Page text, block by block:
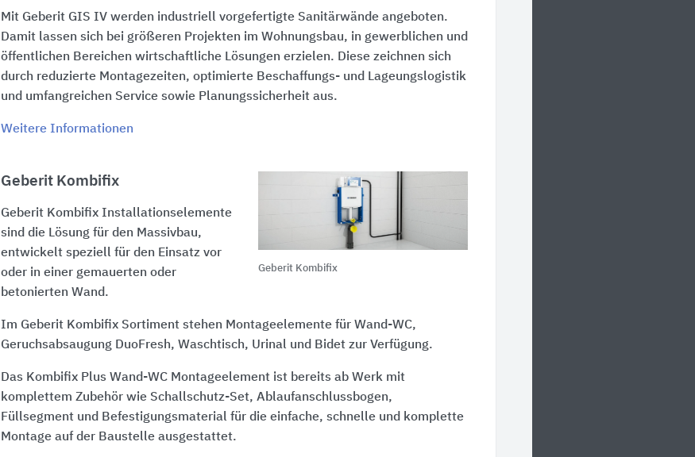
Mit Geberit GIS IV werden industriell vorgefertigte Sanitärwände angeboten.
Damit lassen sich bei größeren Projekten im Wohnungsbau, in gewerblichen und
öffentlichen Bereichen wirtschaftliche Lösungen erzielen. Diese zeichnen sich
durch reduzierte Montagezeiten, optimierte Beschaffungs- und Lageungslogistik
und umfangreichen Service sowie Planungssicherheit aus.
Weitere Informationen
Geberit Kombifix
Geberit Kombifix
Geberit Kombifix Installationselemente
sind die Lösung für den Massivbau,
entwickelt speziell für den Einsatz vor
oder in einer gemauerten oder
betonierten Wand.
Im Geberit Kombifix Sortiment stehen Montageelemente für Wand-WC,
Geruchsabsaugung DuoFresh, Waschtisch, Urinal und Bidet zur Verfügung.
Das Kombifix Plus Wand-WC Montageelement ist bereits ab Werk mit
komplettem Zubehör wie Schallschutz-Set, Ablaufanschlussbogen,
Füllsegment und Befestigungsmaterial für die einfache, schnelle und komplette
Montage auf der Baustelle ausgestattet.